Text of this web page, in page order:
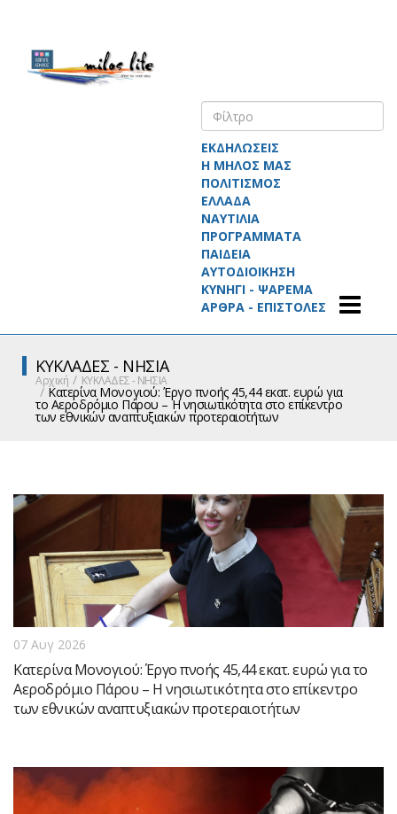
ΕΚΔΗΛΩΣΕΙΣ
Η ΜΗΛΟΣ ΜΑΣ
ΠΟΛΙΤΙΣΜΟΣ
ΕΛΛΑΔΑ
ΝΑΥΤΙΛΙΑ
ΠΡΟΓΡΑΜΜΑΤΑ
ΠΑΙΔΕΙΑ
ΑΥΤΟΔΙΟΙΚΗΣΗ
ΚΥΝΗΓΙ - ΨΑΡΕΜΑ
ΑΡΘΡΑ - ΕΠΙΣΤΟΛΕΣ
ΚΥΚΛΑΔΕΣ - ΝΗΣΙΑ
Αρχική ΚΥΚΛΑΔΕΣ - ΝΗΣΙΑ
Κατερίνα Μονογιού: Έργο πνοής 45,44 εκατ. ευρώ για
το Αεροδρόμιο Πάρου – Η νησιωτικότητα στο επίκεντρο
των εθνικών αναπτυξιακών προτεραιοτήτων
07 Αυγ 2026
Κατερίνα Μονογιού: Έργο πνοής 45,44 εκατ. ευρώ για το
Αεροδρόμιο Πάρου – Η νησιωτικότητα στο επίκεντρο
των εθνικών αναπτυξιακών προτεραιοτήτων